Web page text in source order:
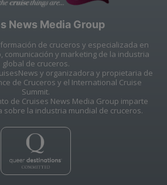
News Media Group
de cruceros y especializada en
comunicación y marketing de la industria
global de cruceros.
y organizadora y propietaria de
de Cruceros y el International Cruise
Summit.
de Cruises News Media Group imparte
sobre la industria mundial de cruceros.